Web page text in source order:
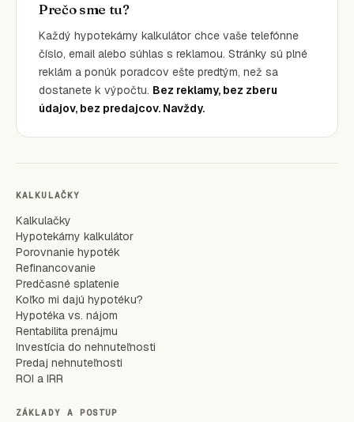
Prečo sme tu?
Každý hypotekárny kalkulátor chce vaše telefónne
číslo, email alebo súhlas s reklamou. Stránky sú plné
reklám a ponúk poradcov ešte predtým, než sa
dostanete k výpočtu. Bez reklamy, bez zberu
údajov, bez predajcov. Navždy.
KALKULAČKY
Kalkulačky
Hypotekárny kalkulátor
Porovnanie hypoték
Refinancovanie
Predčasné splatenie
Koľko mi dajú hypotéku?
Hypotéka vs. nájom
Rentabilita prenájmu
Investícia do nehnuteľnosti
Predaj nehnuteľnosti
ROI a IRR
ZÁKLADY A POSTUP